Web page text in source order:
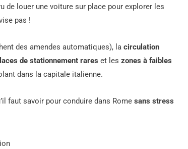
de louer une voiture sur place pour explorer les
pas !
des amendes automatiques), la circulation
de stationnement rares et les zones à faibles
dans la capitale italienne.
faut savoir pour conduire dans Rome sans stress